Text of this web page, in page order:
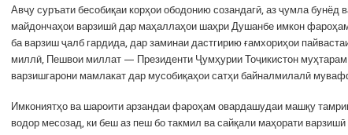
Авҷу суръати бесобиқаи корҳои ободонию созандагӣ, аз ҷумла бунёд
майдончаҳои варзишӣ дар маҳаллаҳои шаҳри Душанбе имкон
ба варзиш ҷалб гардида, дар заминаи дастгирию ғамхориҳои
миллӣ, Пешвои миллат — Президенти Ҷумҳурии Тоҷикистон
варзишгарони мамлакат дар мусобиқаҳои сатҳи байналмилалӣ
Имкониятҳо ва шароити арзандаи фароҳам овардашудаи машқу
водор месозад, ки беш аз пеш бо такмил ва сайқали маҳорати